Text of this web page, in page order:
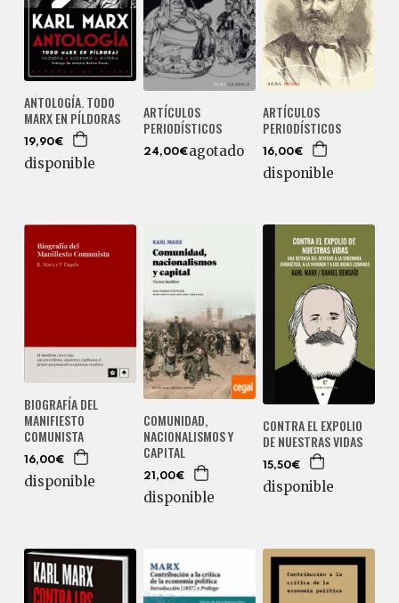
ANTOLOGÍA. TODO
MARX EN PÍLDORAS
19,90€
disponible
ARTÍCULOS
PERIODÍSTICOS
24,00€agotado
ARTÍCULOS
PERIODÍSTICOS
16,00€
disponible
BIOGRAFÍA DEL
MANIFIESTO
COMUNISTA
16,00€
disponible
COMUNIDAD,
NACIONALISMOS Y
CAPITAL
21,00€
disponible
CONTRA EL EXPOLIO
DE NUESTRAS VIDAS
15,50€
disponible